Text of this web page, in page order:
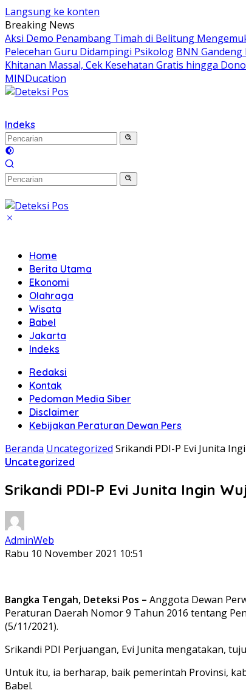
Langsung ke konten
Breaking News
Aksi Demo Penambang Timah di Belitung
Pelecehan Guru Didampingi Psikolog BNN
Khitanan Massal, Cek Kesehatan Gratis hingga
MINDucation
Indeks
Home
Berita Utama
Ekonomi
Olahraga
Wisata
Babel
Jakarta
Indeks
Redaksi
Kontak
Pedoman Media Siber
Disclaimer
Kebijakan Peraturan Dewan Pers
Beranda Uncategorized Srikandi PDI-P Evi Junita
Uncategorized
Srikandi PDI-P Evi Junita Ingin
AdminWeb
Rabu 10 November 2021 10:51
Bangka Tengah, Deteksi Pos – Anggota Dewan
Peraturan Daerah Nomor 9 Tahun 2016 tentang
(5/11/2021).
Srikandi PDI Perjuangan, Evi Junita mengatakan,
Untuk itu, ia berharap, baik pemerintah Provinsi,
Babel.